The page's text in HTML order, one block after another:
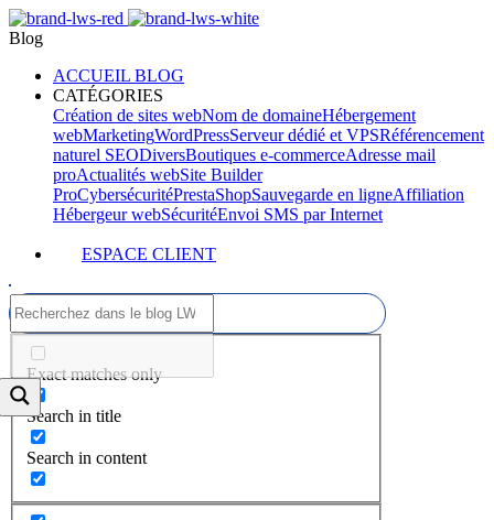
Blog
ACCUEIL BLOG
CATÉGORIES
Création de sites webNom de domaineHébergement
webMarketingWordPressServeur dédié et VPSRéférencement
naturel SEODiversBoutiques e-commerceAdresse mail
proActualités webSite Builder
ProCybersécuritéPrestaShopSauvegarde en ligneAffiliation
Hébergeur webSécuritéEnvoi SMS par Internet
ESPACE CLIENT
Exact matches only
Search in title
Search in content